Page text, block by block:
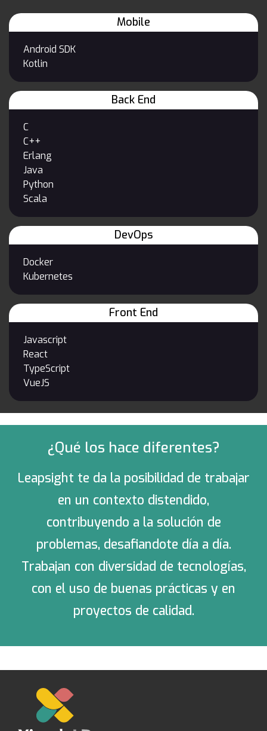
Mobile
Android SDK
Kotlin
Back End
C
C++
Erlang
Java
Python
Scala
DevOps
Docker
Kubernetes
Front End
Javascript
React
TypeScript
VueJS
¿Qué los hace diferentes?
Leapsight te da la posibilidad de trabajar
en un contexto distendido,
contribuyendo a la solución de
problemas, desafiandote día a día.
Trabajan con diversidad de tecnologías,
con el uso de buenas prácticas y en
proyectos de calidad.